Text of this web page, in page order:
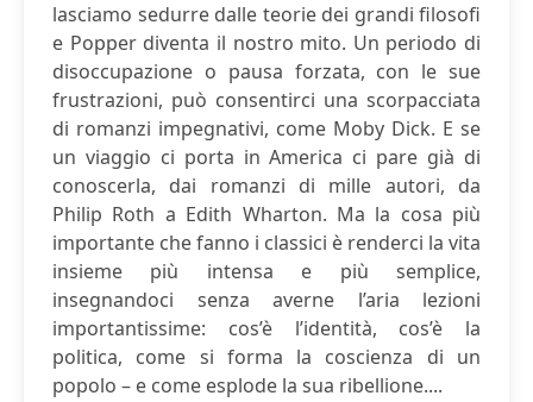
lasciamo sedurre dalle teorie dei grandi filosofi
e Popper diventa il nostro mito. Un periodo di
disoccupazione o pausa forzata, con le sue
frustrazioni, può consentirci una scorpacciata
di romanzi impegnativi, come Moby Dick. E se
un viaggio ci porta in America ci pare già di
conoscerla, dai romanzi di mille autori, da
Philip Roth a Edith Wharton. Ma la cosa più
importante che fanno i classici è renderci la vita
insieme più intensa e più semplice,
insegnandoci senza averne l’aria lezioni
importantissime: cos’è l’identità, cos’è la
politica, come si forma la coscienza di un
popolo – e come esplode la sua ribellione....